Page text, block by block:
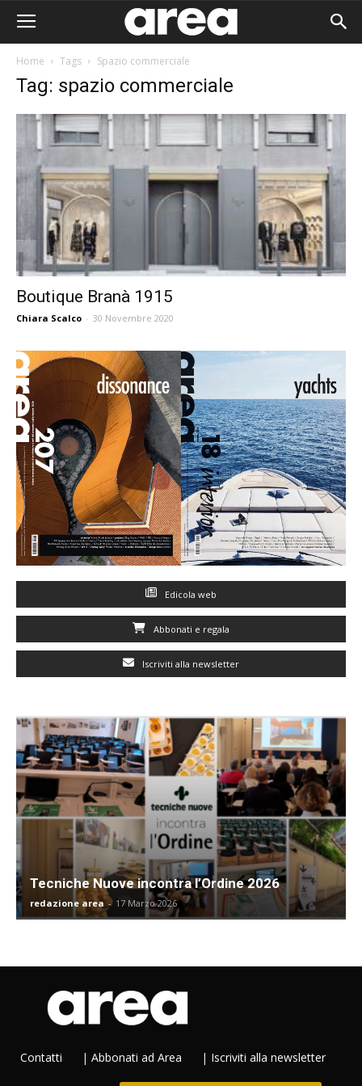
Home Tags Spazio commerciale
Tag: spazio commerciale
Boutique Branà 1915
Chiara Scalco - 30 Novembre 2020
Edicola web
Abbonati e regala
Iscriviti alla newsletter
Tecniche Nuove incontra l’Ordine 2026
redazione area - 17 Marzo 2026
Contatti | Abbonati ad Area | Iscriviti alla newsletter